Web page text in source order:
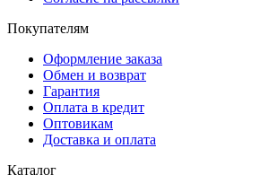
Покупателям
Оформление заказа
Обмен и возврат
Гарантия
Оплата в кредит
Оптовикам
Доставка и оплата
Каталог